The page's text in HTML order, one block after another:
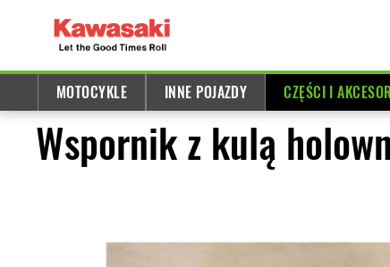
MOTOCYKLE INNE POJAZDY CZĘŚCI I
Wspornik z kulą